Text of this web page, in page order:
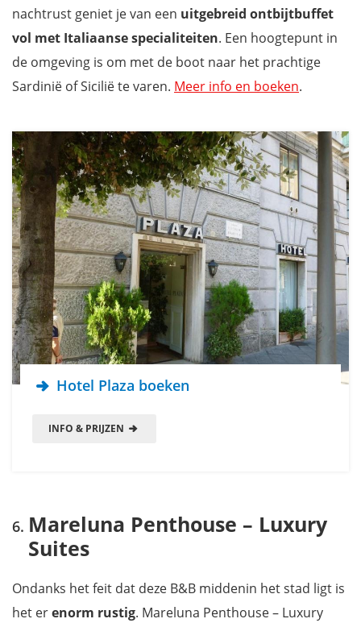
nachtrust geniet je van een uitgebreid ontbijtbuffet
vol met Italiaanse specialiteiten. Een hoogtepunt in
de omgeving is om met de boot naar het prachtige
Sardinië of Sicilië te varen. Meer info en boeken.
Hotel Plaza boeken
INFO & PRIJZEN
Mareluna Penthouse – Luxury
Suites
Ondanks het feit dat deze B&B middenin het stad ligt is
het erenorm rustig. Mareluna Penthouse – Luxury